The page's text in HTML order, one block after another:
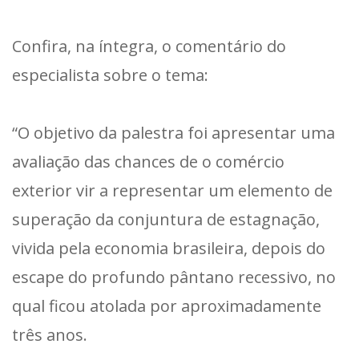
Confira, na íntegra, o comentário do
especialista sobre o tema:
“O objetivo da palestra foi apresentar uma
avaliação das chances de o comércio
exterior vir a representar um elemento de
superação da conjuntura de estagnação,
vivida pela economia brasileira, depois do
escape do profundo pântano recessivo, no
qual ficou atolada por aproximadamente
três anos.